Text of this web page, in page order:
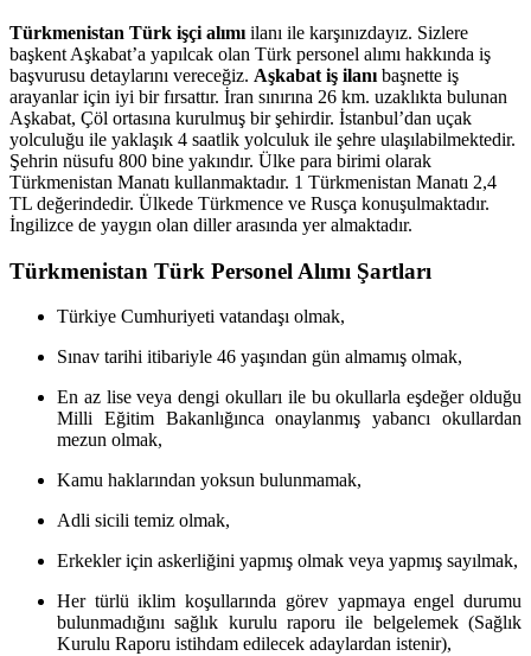
Türkmenistan Türk işçi alımı ilanı ile karşınızdayız. Sizlere
başkent Aşkabat’a yapılcak olan Türk personel alımı hakkında iş
başvurusu detaylarını vereceğiz. Aşkabat iş ilanı başnette iş
arayanlar için iyi bir fırsattır. İran sınırına 26 km. uzaklıkta bulunan
Aşkabat, Çöl ortasına kurulmuş bir şehirdir. İstanbul’dan uçak
yolculuğu ile yaklaşık 4 saatlik yolculuk ile şehre ulaşılabilmektedir.
Şehrin nüsufu 800 bine yakındır. Ülke para birimi olarak
Türkmenistan Manatı kullanmaktadır. 1 Türkmenistan Manatı 2,4
TL değerindedir. Ülkede Türkmence ve Rusça konuşulmaktadır.
İngilizce de yaygın olan diller arasında yer almaktadır.
Türkmenistan Türk Personel Alımı Şartları
Türkiye Cumhuriyeti vatandaşı olmak,
Sınav tarihi itibariyle 46 yaşından gün almamış olmak,
En az lise veya dengi okulları ile bu okullarla eşdeğer olduğu
Milli Eğitim Bakanlığınca onaylanmış yabancı okullardan
mezun olmak,
Kamu haklarından yoksun bulunmamak,
Adli sicili temiz olmak,
Erkekler için askerliğini yapmış olmak veya yapmış sayılmak,
Her türlü iklim koşullarında görev yapmaya engel durumu
bulunmadığını sağlık kurulu raporu ile belgelemek (Sağlık
Kurulu Raporu istihdam edilecek adaylardan istenir),